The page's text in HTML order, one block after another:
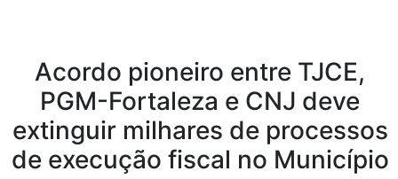
Acordo pioneiro entre TJCE,
PGM-Fortaleza e CNJ deve
extinguir milhares de processos
de execução fiscal no Município